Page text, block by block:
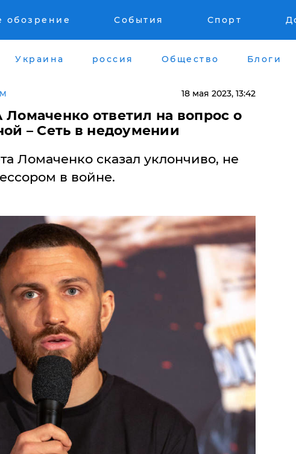
обозрение События Спорт
Украина россия Общество Блоги
18 мая 2023, 13:42
ответил на вопрос о
– Сеть в недоумении
Ломаченко сказал уклончиво, не
в войне.